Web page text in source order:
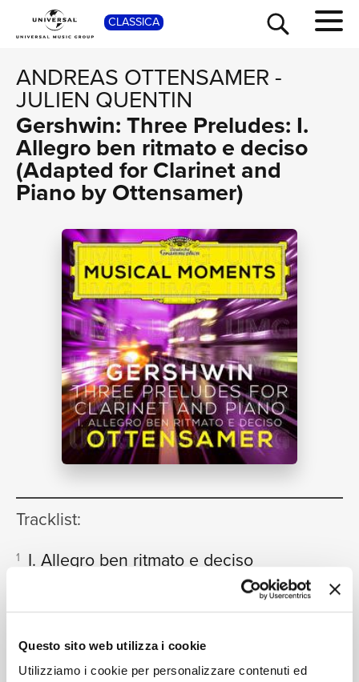
Questo sito web utilizza i cookie
Utilizziamo i cookie per personalizzare contenuti ed
CLASSICA
ANDREAS OTTENSAMER-
JULIEN QUENTIN
Gershwin: Three Preludes: I.
Allegro ben ritmato e deciso
(Adapted for Clarinet and
Piano by Ottensamer)
Tracklist:
1 I. Allegro ben ritmato e deciso
(Adapted for Clarinet and Piano by
Ottensamer)[Three Preludes]
01:48
SHOP
TOUR
NEWS
RICERCA
CHI SIAMO